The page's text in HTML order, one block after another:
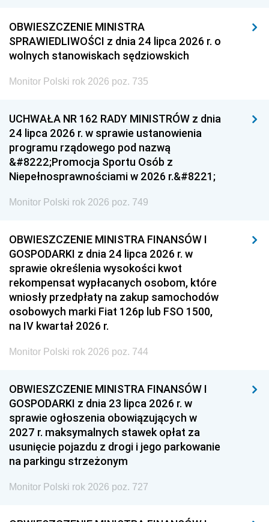
OBWIESZCZENIE MINISTRA
SPRAWIEDLIWOŚCI z dnia 24 lipca 2026 r. o
wolnych stanowiskach sędziowskich
Monitor Polski rok 2026 poz. 735
UCHWAŁA NR 162 RADY MINISTRÓW z dnia
24 lipca 2026 r. w sprawie ustanowienia
programu rządowego pod nazwą
&#8222;Promocja Sportu Osób z
Niepełnosprawnościami w 2026 r.&#8221;
Monitor Polski rok 2026 poz. 749
OBWIESZCZENIE MINISTRA FINANSÓW I
GOSPODARKI z dnia 24 lipca 2026 r. w
sprawie określenia wysokości kwot
rekompensat wypłacanych osobom, które
wniosły przedpłaty na zakup samochodów
osobowych marki Fiat 126p lub FSO 1500,
na IV kwartał 2026 r.
Monitor Polski rok 2026 poz. 744
OBWIESZCZENIE MINISTRA FINANSÓW I
GOSPODARKI z dnia 23 lipca 2026 r. w
sprawie ogłoszenia obowiązujących w
2027 r. maksymalnych stawek opłat za
usunięcie pojazdu z drogi i jego parkowanie
na parkingu strzeżonym
Monitor Polski rok 2026 poz. 727